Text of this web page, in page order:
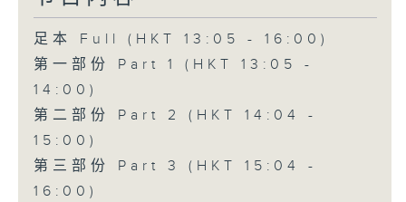
足本 Full (HKT 13:05 - 16:00)
第一部份 Part 1 (HKT 13:05 -
14:00)
第二部份 Part 2 (HKT 14:04 -
15:00)
第三部份 Part 3 (HKT 15:04 -
16:00)